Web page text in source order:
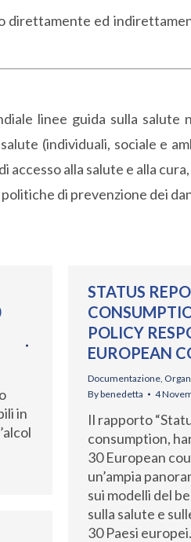
direttamente ed
linee guida sulla
(individuali, sociale e
accesso alla salute e alla
di prevenzione dei
in
STATUS
POLICY
EUROPEAN
Documentazione
Bybenedetta 4
Il rapporto
consumption,
30 European
un’ampia
sui modelli del
sulla salute e
30 Paesi